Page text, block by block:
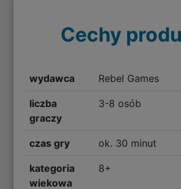
Cechy
wydawca Rebel Games
liczba
graczy
3-8 osób
czas gry ok. 30 minut
kategoria
wiekowa
8+